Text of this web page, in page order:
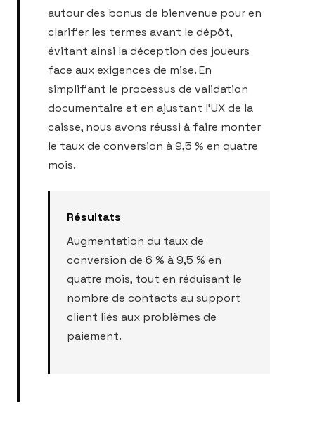
autour des bonus de bienvenue pour en
clarifier les termes avant le dépôt,
évitant ainsi la déception des joueurs
face aux exigences de mise. En
simplifiant le processus de validation
documentaire et en ajustant l'UX de la
caisse, nous avons réussi à faire monter
le taux de conversion à 9,5 % en quatre
mois.
Résultats
Augmentation du taux de
conversion de 6 % à 9,5 % en
quatre mois, tout en réduisant le
nombre de contacts au support
client liés aux problèmes de
paiement.